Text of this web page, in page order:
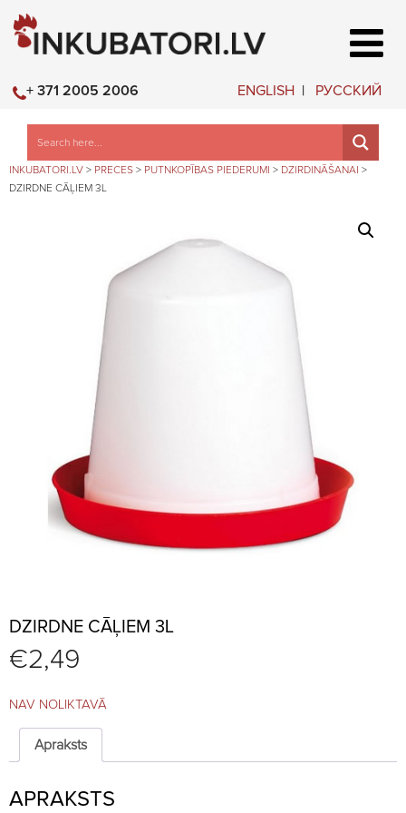
ENGLISH РУССКИЙ
+ 371 2005 2006
INKUBATORI.LV > PRECES > PUTNKOPĪBAS PIEDERUMI > DZIRDINĀŠANAI >
DZIRDNE CĀĻIEM 3L
DZIRDNE CĀĻIEM 3L
€2,49
NAV NOLIKTAVĀ
Apraksts
APRAKSTS